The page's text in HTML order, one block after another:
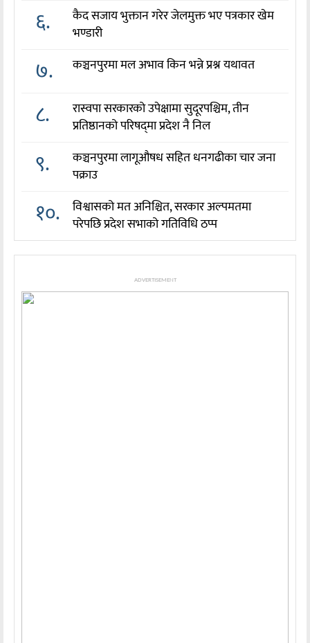
६.
कैद सजाय भुक्तान गरेर जेलमुक्त भए पत्रकार खेम
भण्डारी
७. कञ्चनपुरमा मल अभाव किन भन्ने प्रश्न यथावत
८.
रास्वपा सरकारको उपेक्षामा सुदूरपश्चिम, तीन
प्रतिष्ठानको परिषद्‌मा प्रदेश नै निल
९.
कञ्चनपुरमा लागूऔषध सहित धनगढीका चार जना
पक्राउ
१०.
विश्वासको मत अनिश्चित, सरकार अल्पमतमा
परेपछि प्रदेश सभाको गतिविधि ठप्प
ADVERTISEMENT